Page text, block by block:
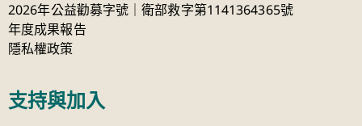
2026年公益勸募字號｜衛部救字第1141364365號
年度成果報告
隱私權政策
支持與加入